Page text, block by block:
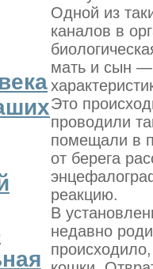
Одной из
каналов в
мать и сын —
Это
проводили
помещали в
от берега
реакцию.
В
недавно